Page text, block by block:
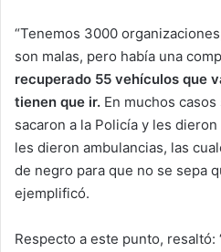
“Tenemos 3000
son malas, pero había una
recuperado 55 vehículos que
tienen que ir. En muchos
sacaron a la Policía y les
les dieron ambulancias, las
de negro para que no se sepa
ejemplificó.
Respecto a este punto, resaltó: